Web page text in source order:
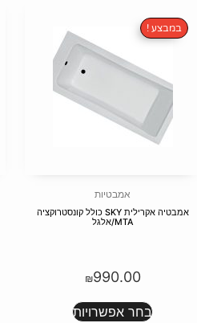
במבצע !
אמבטיות
אמבטיה אקרילית SKY כולל קונסטרוקציה
MTA/אלגל
₪990.00
בחר אפשרויות